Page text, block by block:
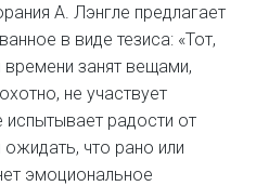
А. Лэнгле предлагает
в виде тезиса: «Тот,
занят вещами,
не участвует
испытывает радости от
что рано или
эмоциональное